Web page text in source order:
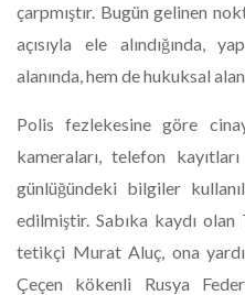
çarpmıştır. Bugün gelinen
açısıyla ele alındığında,
alanında, hem de hukuksal
​Polis fezlekesine göre
kameraları, telefon
günlüğündeki bilgiler
edilmiştir. Sabıka kaydı
tetikçi Murat Aluç, ona
Çeçen kökenli Rusya